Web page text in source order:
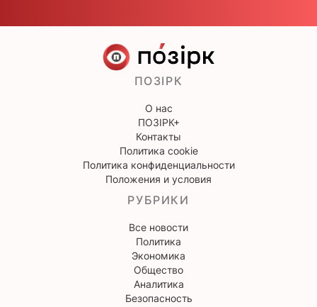
ПОЗІРК
О нас
ПОЗІРК+
Контакты
Политика cookie
Политика конфиденциальности
Положения и условия
РУБРИКИ
Все новости
Политика
Экономика
Общество
Аналитика
Безопасность